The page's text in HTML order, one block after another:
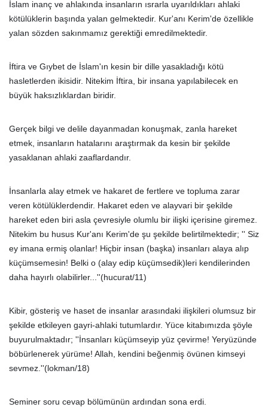
İslam inanç ve ahlakında insanların ısrarla uyarıldıkları ahlaki
kötülüklerin başında yalan gelmektedir. Kur'anı Kerim'de özellikle
yalan sözden sakınmamız gerektiği emredilmektedir.
İftira ve Gıybet de İslam'ın kesin bir dille yasakladığı kötü
hasletlerden ikisidir. Nitekim İftira, bir insana yapılabilecek en
büyük haksızlıklardan biridir.
Gerçek bilgi ve delile dayanmadan konuşmak, zanla hareket
etmek, insanların hatalarını araştırmak da kesin bir şekilde
yasaklanan ahlaki zaaflardandır.
İnsanlarla alay etmek ve hakaret de fertlere ve topluma zarar
veren kötülüklerdendir. Hakaret eden ve alayvari bir şekilde
hareket eden biri asla çevresiyle olumlu bir ilişki içerisine giremez.
Nitekim bu husus Kur'anı Kerim'de şu şekilde belirtilmektedir; '' Siz
ey imana ermiş olanlar! Hiçbir insan (başka) insanları alaya alıp
küçümsemesin! Belki o (alay edip küçümsedik)leri kendilerinden
daha hayırlı olabilirler...''(hucurat/11)
Kibir, gösteriş ve haset de insanlar arasındaki ilişkileri olumsuz bir
şekilde etkileyen gayri-ahlaki tutumlardır. Yüce kitabımızda şöyle
buyurulmaktadır; ''İnsanları küçümseyip yüz çevirme! Yeryüzünde
böbürlenerek yürüme! Allah, kendini beğenmiş övünen kimseyi
sevmez.''(lokman/18)
Seminer soru cevap bölümünün ardından sona erdi.